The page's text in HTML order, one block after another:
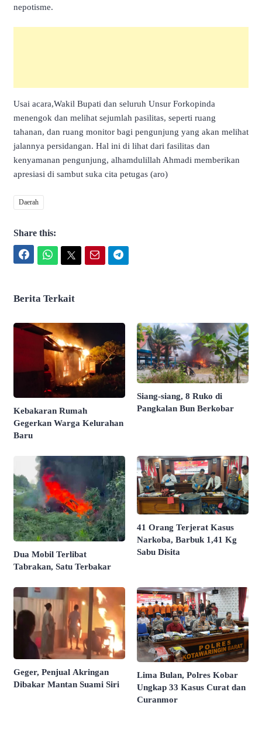
nepotisme.
Usai acara,Wakil Bupati dan seluruh Unsur Forkopinda
menengok dan melihat sejumlah pasilitas, seperti ruang
tahanan, dan ruang monitor bagi pengunjung yang akan melihat
jalannya persidangan. Hal ini di lihat dari fasilitas dan
kenyamanan pengunjung, alhamdulillah Ahmadi memberikan
apresiasi di sambut suka cita petugas (aro)
Daerah
Share this:
Berita Terkait
Kebakaran Rumah
Gegerkan Warga Kelurahan
Baru
Siang-siang, 8 Ruko di
Pangkalan Bun Berkobar
Dua Mobil Terlibat
Tabrakan, Satu Terbakar
41 Orang Terjerat Kasus
Narkoba, Barbuk 1,41 Kg
Sabu Disita
Geger, Penjual Akringan
Dibakar Mantan Suami Siri
Lima Bulan, Polres Kobar
Ungkap 33 Kasus Curat dan
Curanmor